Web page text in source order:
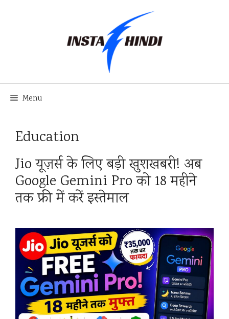
Menu
Education
Jio यूज़र्स के लिए बड़ी खुशखबरी! अब
Google Gemini Pro को 18 महीने
तक फ्री में करें इस्तेमाल